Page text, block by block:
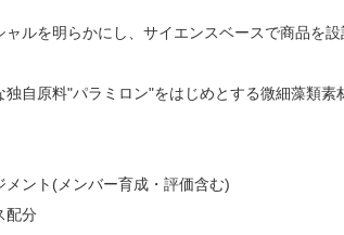
ャルを明らかにし、サイエンスベースで商品を
自原料"パラミロン"をはじめとする微細藻類素
メント(メンバー育成・評価含む)
配分